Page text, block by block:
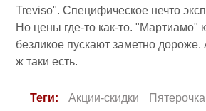
Treviso". Специфическое нечто
Но цены где-то как-то. "Мартиамо"
безликое пускают заметно дороже.
ж таки есть.
Теги: Акции-скидки Пятерочка